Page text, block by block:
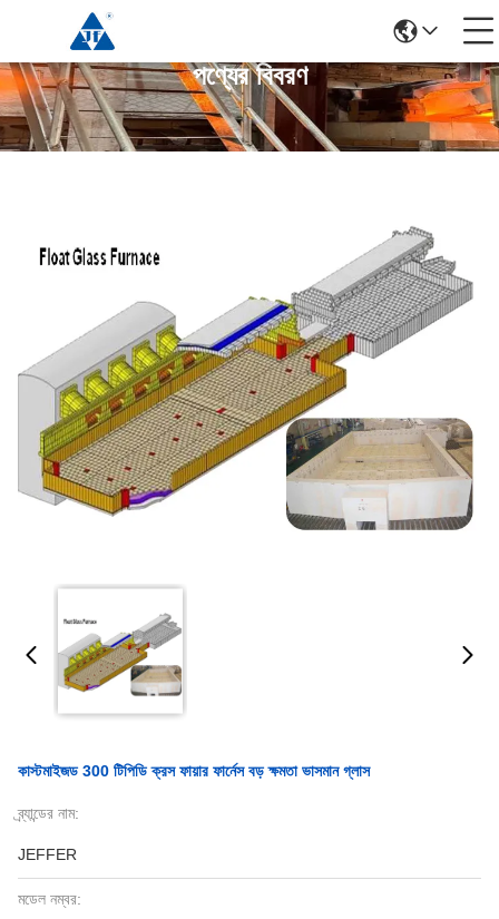
পণ্যের বিবরণ
কাস্টমাইজড 300 টিপিডি ক্রস ফায়ার ফার্নেস বড় ক্ষমতা ভাসমান গ্লাস
ব্র্যান্ডের নাম:
JEFFER
মডেল নম্বর: